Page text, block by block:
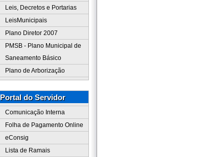
Leis, Decretos e Portarias
LeisMunicipais
Plano Diretor 2007
PMSB - Plano Municipal de
Saneamento Básico
Plano de Arborização
Portal do Servidor
Comunicação Interna
Folha de Pagamento Online
eConsig
Lista de Ramais